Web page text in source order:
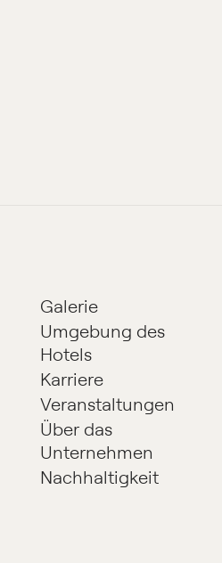
Galerie
Umgebung des
Hotels
Karriere
Veranstaltungen
Über das
Unternehmen
Nachhaltigkeit